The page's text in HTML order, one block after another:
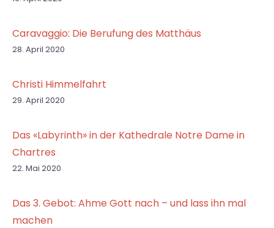
Caravaggio: Die Berufung des Matthäus
28. April 2020
Christi Himmelfahrt
29. April 2020
Das «Labyrinth» in der Kathedrale Notre Dame in
Chartres
22. Mai 2020
Das 3. Gebot: Ahme Gott nach – und lass ihn mal
machen